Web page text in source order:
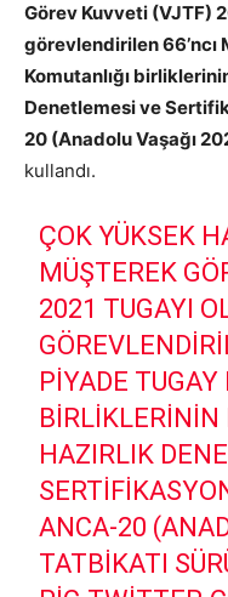
Görev Kuvveti (VJTF)
görevlendirilen
Komutanlığı
Denetlemesi ve
20 (Anadolu Vaşağı
kullandı.
ÇOK YÜKSEK
MÜŞTEREK
2021 TUGAYI
PIYADE
BIRLIKLERININ
HAZIRLIK
ANCA-20
TATBIKATI